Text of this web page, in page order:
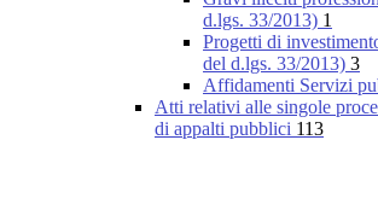
d.lgs. 33/2013) 1
Progetti di
del d.lgs. 33/2013) 3
Affidamenti Servizi
Atti relativi alle singole
di appalti pubblici 113